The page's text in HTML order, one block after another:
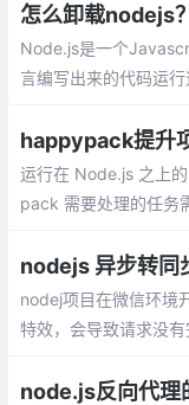
怎么卸载nodejs？
Node.js是一个
言编写出来的代码运
的方法，希望对大家
happypack提升
运行在 Node.js 之上
pack 需要处理的任务
后再把结果发送给主进
nodejs 异步转同
nodej项目在微信环境
特效，会导致请求没
ync模块来异步转同步
node.js反向代理